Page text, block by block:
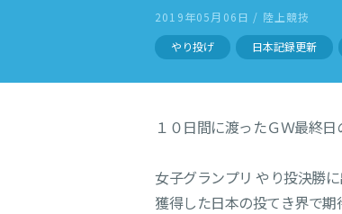
2019年05月06日 / 陸上競技
やり投げ
日本記録更新
１０日間に渡ったＧＷ最終日
女子グランプリ やり投決勝
獲得した日本の投てき界で期